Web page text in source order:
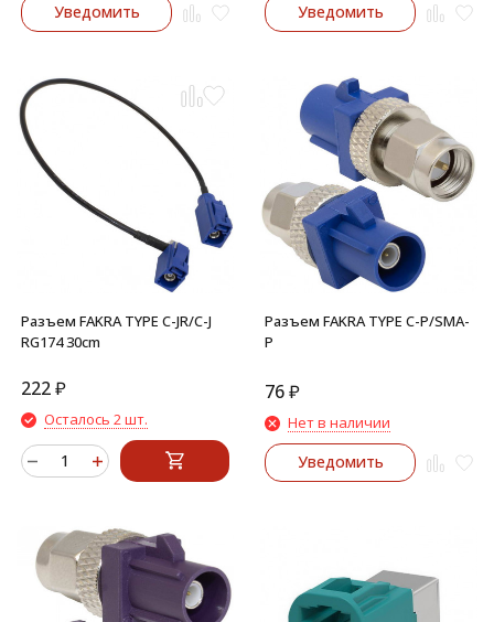
Уведомить Уведомить
Разъем FAKRA TYPE C-JR/C-J
RG174 30cm
222₽
Осталось 2 шт.
Разъем FAKRA TYPE C-P/SMA-
P
76₽
Нет в наличии
Уведомить